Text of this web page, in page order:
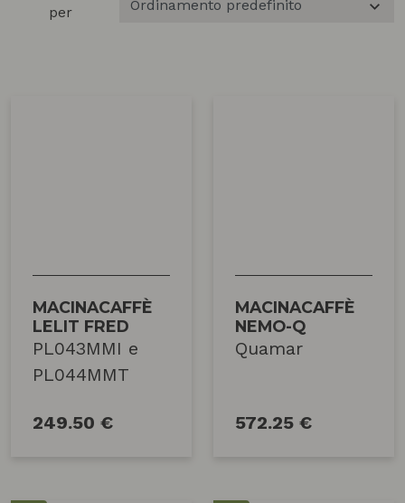
per
MACINACAFFÈ
LELIT FRED
PL043MMI e
PL044MMT
249.50 €
MACINACAFFÈ
NEMO-Q
Quamar
572.25 €